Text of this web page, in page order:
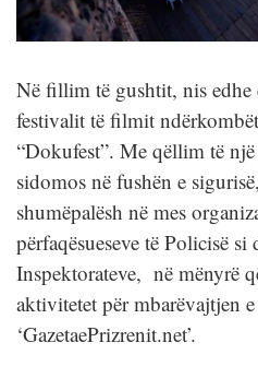
Në fillim të gushtit, nis
festivalit të filmit
“Dokufest”. Me qëllim të
sidomos në fushën e
shumëpalësh në mes
përfaqësueseve të Policisë si
Inspektorateve, në mënyrë
aktivitetet për mbarëvajtjen
‘GazetaePrizrenit.net’.